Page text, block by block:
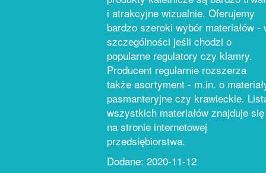
i atrakcyjne wizualnie. Oferujemy
bardzo szeroki wybór materiałów -
szczególności jeśli chodzi o
popularne regulatory czy klamry.
Producent regularnie rozszerza
także asortyment - m.in. o
pasmanteryjne czy krawieckie.
wszystkich materiałów znajduje się
na stronie internetowej
przedsiębiorstwa.
Dodane: 2020-11-12